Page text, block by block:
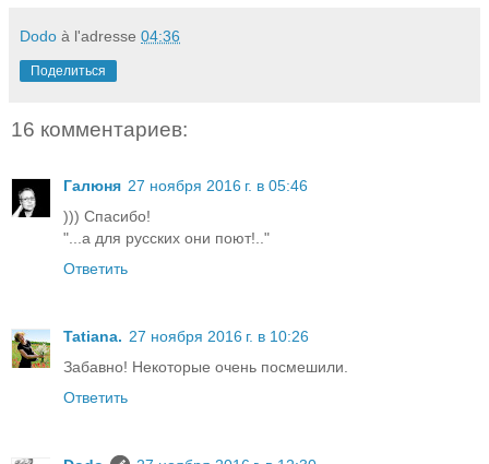
Dodo à l'adresse 04:36
Поделиться
16 комментариев:
Галюня 27 ноября 2016 г. в 05:46
))) Спасибо!
"...а для русских они поют!.."
Ответить
Tatiana. 27 ноября 2016 г. в 10:26
Забавно! Некоторые очень посмешили.
Ответить